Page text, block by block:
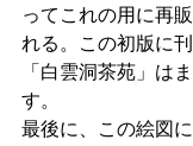
ってこれの用に再
れる。この初版に
「白雲洞茶苑」は
す。
最後に、この絵図